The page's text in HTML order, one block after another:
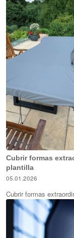
Cubrir formas
plantilla
05.01.2026
Cubrir formas